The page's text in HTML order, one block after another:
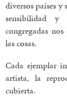
diversos países y
sensibilidad y
congregadas
las cosas.
Cada ejemplar
artista, la
cubierta.